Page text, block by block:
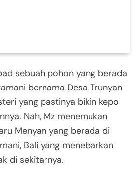
sebuah pohon yang berada
bernama Desa Trunyan
yang pastinya bikin kepo
Nah, Mz menemukan
Menyan yang berada di
Bali yang menebarkan
di sekitarnya.